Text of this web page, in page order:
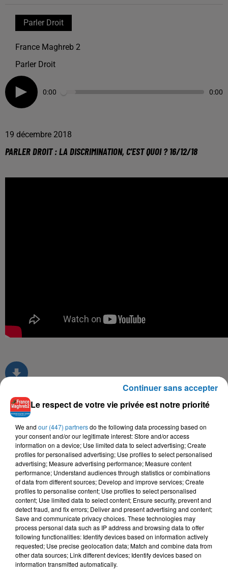
Parler Droit
France Maghreb 2
Parler Droit
0:00 0:00
19 décembre 2018
PARLER DROIT : LA DISCRIMINATION, C'EST QUOI ? 16/12/18
TITRES DIFFUSÉS
RAOUF MAHER
Mabrouk
LALGERINO, JOSAS
Au Soleil
21h26
21h26
TIF
Minuit Daprès
Le respect de votre vie privée est notre priorité
We and our (447) partnersdo the following data processing based on
your consent and/or our legitimate interest: Store and/or access
information on a device; Use limited data to select advertising; Create
profiles for personalised advertising; Use profiles to select personalised
advertising; Measure advertising performance; Measure content
performance; Understand audiences through statistics or combinations
of data from different sources; Develop and improve services; Create
profiles to personalise content; Use profiles to select personalised
content; Use limited data to select content; Ensure security, prevent and
detect fraud, and fix errors; Deliver and present advertising and content;
Save and communicate privacy choices. These technologies may
process personal data such as IP address and browsing data to offer
following functionalities: Identify devices based on information actively
requested; Use precise geolocation data; Match and combine data from
other data sources; Link different devices; Identify devices based on
information transmitted automatically.
Continuer sans accepter